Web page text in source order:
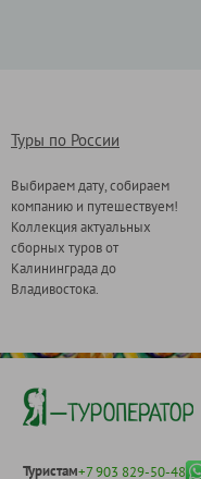
Туры по России
Выбираем дату, собираем
компанию и путешествуем!
Коллекция актуальных
сборных туров от
Калининграда до
Владивостока.
Туристам+7 903 829-50-48